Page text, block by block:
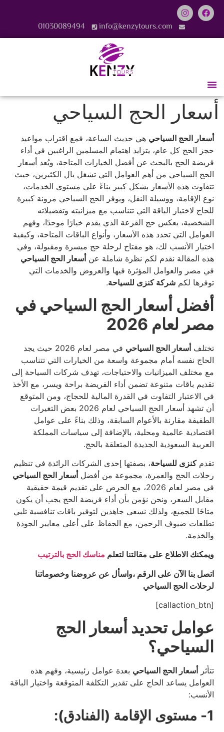
info@kenzytours.com
01030089494
أسعار الحج السياحي
أسعار الحج السياحي هي حديث الساعة، فمع اقتراب مواعيد
حجز الحج كل عام، يتزايد اهتمام المسلمين الراغبين في أداء
فريضة الحج بالبحث عن أفضل الخيارات المتاحة، ويُعد أسعار
الحج السياحي من أهم العوامل التي تشغل بال الكثيرين، حيث
تتفاوت هذه الأسعار بشكل كبير بناءً على مستوى الخدمات،
نوع الإقامة، ووسيلة النقل، ويوفر الحج السياحي مرونة كبيرة
للحاج لاختيار الباقة التي تتناسب مع ميزانيته وتفضيلاته
الشخصية، بعكس حج القرعة الذي يقدم خيارًا موحدًا، وفهم
العوامل التي تحدد هذه الأسعار، وأنواع الباقات المتاحة، وكيفية
اختيار الأنسب لك، هو مفتاح لرحلة حج ميسرة ومقبولة، وفي
هذه المقالة نقدم لكم نظرة شاملة عن أسعار الحج السياحي
في مصر والعوامل المؤثرة فيها والعروض والخدمات التي
توفرها لكم شركة كنزى للسياحة.
أفضل أسعار الحج السياحي في
مصر لعام 2026
تختلفأسعار الحج السياحي
في مصر لعام 2026 حيث يجد
الحاج نفسه أمام مجموعة واسعة من الخيارات التي تتناسب
مع مختلف الميزانيات والاحتياجات، تهدف شركات السياحة إلى
تقديم باقات متنوعة تضمن أداء الفريضة براحة ويسر، مع الأخذ
في الاعتبار التفاوت في القدرة المالية للحجاج، ومن المتوقع
أن تشهد أسعار الحج السياحي لعام 2026 بعض التغيرات
الطفيفة مقارنة بالأعوام السابقة، وذلك بناءً على عوامل
اقتصادية عالمية ومحلية، بالإضافة إلى سياسات المملكة
العربية السعودية الجديدة المتعلقة بالحج.
تقدمكنزى للسياحة، بصفتها إحدى الشركات الرائدة في تنظيم
رحلات الحج والعمرة، مجموعة من أفضلأسعار الحج السياحي
في مصر لعام 2026، مع الحرص على تقديم قيمة حقيقية
مقابل السعر، ونحن نؤمن بأن أداء فريضة الحج يجب أن يكون
متاحًا للجميع، ولذلك نسعى جاهدين لتوفير باقات تنافسية تلبي
تطلعات ضيوف الرحمن، مع الحفاظ على أعلى معايير الجودة
والخدمة.
ويمكنك الاطلاع على مقالتنا لتعلم مناسك الحج بالترتيب
اتصل بنا الآن على الرقم ،واسأل عن عروضنا وخصوماتنا
لرحلات الحج السياحي
[callaction_btn]
عوامل تحديد أسعار الحج
السياحي؟
تتأثرأسعار الحج السياحي بعدة عوامل رئيسية، وفهم هذه
العوامل يساعد الحاج على تقدير التكلفة المتوقعة واختيار الباقة
الأنسب:
1- مستوى الإقامة (الفنادق):